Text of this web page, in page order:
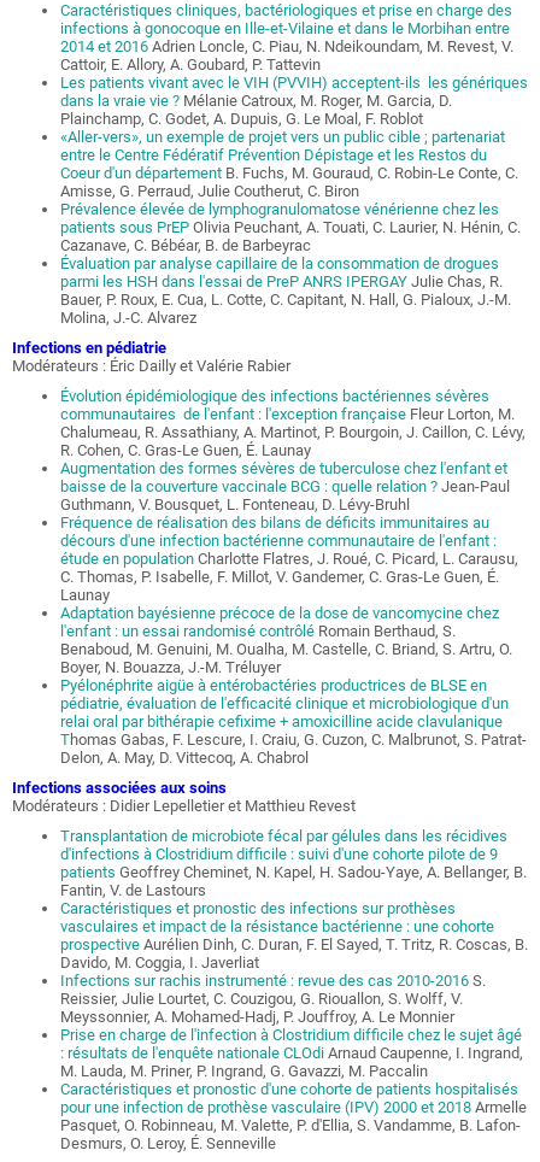
Caractéristiques cliniques, bactériologiques et prise en charge des
infections à gonocoque en Ille-et-Vilaine et dans le Morbihan entre
2014 et 2016 Adrien Loncle, C. Piau, N. Ndeikoundam, M. Revest, V.
Cattoir, E. Allory, A. Goubard, P. Tattevin
Les patients vivant avec le VIH (PVVIH) acceptent-ils les génériques
dans la vraie vie ? Mélanie Catroux, M. Roger, M. Garcia, D.
Plainchamp, C. Godet, A. Dupuis, G. Le Moal, F. Roblot
«Aller-vers», un exemple de projet vers un public cible ; partenariat
entre le Centre Fédératif Prévention Dépistage et les Restos du
Coeur d'un département B. Fuchs, M. Gouraud, C. Robin-Le Conte, C.
Amisse, G. Perraud, Julie Coutherut, C. Biron
Prévalence élevée de lymphogranulomatose vénérienne chez les
patients sous PrEP Olivia Peuchant, A. Touati, C. Laurier, N. Hénin, C.
Cazanave, C. Bébéar, B. de Barbeyrac
Évaluation par analyse capillaire de la consommation de drogues
parmi les HSH dans l'essai de PreP ANRS IPERGAY Julie Chas, R.
Bauer, P. Roux, E. Cua, L. Cotte, C. Capitant, N. Hall, G. Pialoux, J.-M.
Molina, J.-C. Alvarez
Infections en pédiatrie
Modérateurs : Éric Dailly et Valérie Rabier
Évolution épidémiologique des infections bactériennes sévères
communautaires de l'enfant : l'exception française Fleur Lorton, M.
Chalumeau, R. Assathiany, A. Martinot, P. Bourgoin, J. Caillon, C. Lévy,
R. Cohen, C. Gras-Le Guen, É. Launay
Augmentation des formes sévères de tuberculose chez l'enfant et
baisse de la couverture vaccinale BCG : quelle relation ? Jean-Paul
Guthmann, V. Bousquet, L. Fonteneau, D. Lévy-Bruhl
Fréquence de réalisation des bilans de déficits immunitaires au
décours d'une infection bactérienne communautaire de l'enfant :
étude en population Charlotte Flatres, J. Roué, C. Picard, L. Carausu,
C. Thomas, P. Isabelle, F. Millot, V. Gandemer, C. Gras-Le Guen, É.
Launay
Adaptation bayésienne précoce de la dose de vancomycine chez
l'enfant : un essai randomisé contrôlé Romain Berthaud, S.
Benaboud, M. Genuini, M. Oualha, M. Castelle, C. Briand, S. Artru, O.
Boyer, N. Bouazza, J.-M. Tréluyer
Pyélonéphrite aigüe à entérobactéries productrices de BLSE en
pédiatrie, évaluation de l'efficacité clinique et microbiologique d'un
relai oral par bithérapie cefixime + amoxicilline acide clavulanique
Thomas Gabas, F. Lescure, I. Craiu, G. Cuzon, C. Malbrunot, S. Patrat-
Delon, A. May, D. Vittecoq, A. Chabrol
Infections associées aux soins
Modérateurs : Didier Lepelletier et Matthieu Revest
Transplantation de microbiote fécal par gélules dans les récidives
d'infections à Clostridium difficile : suivi d'une cohorte pilote de 9
patients Geoffrey Cheminet, N. Kapel, H. Sadou-Yaye, A. Bellanger, B.
Fantin, V. de Lastours
Caractéristiques et pronostic des infections sur prothèses
vasculaires et impact de la résistance bactérienne : une cohorte
prospective Aurélien Dinh, C. Duran, F. El Sayed, T. Tritz, R. Coscas, B.
Davido, M. Coggia, I. Javerliat
Infections sur rachis instrumenté : revue des cas 2010-2016 S.
Reissier, Julie Lourtet, C. Couzigou, G. Riouallon, S. Wolff, V.
Meyssonnier, A. Mohamed-Hadj, P. Jouffroy, A. Le Monnier
Prise en charge de l'infection à Clostridium difficile chez le sujet âgé
: résultats de l'enquête nationale CLOdi Arnaud Caupenne, I. Ingrand,
M. Lauda, M. Priner, P. Ingrand, G. Gavazzi, M. Paccalin
Caractéristiques et pronostic d'une cohorte de patients hospitalisés
pour une infection de prothèse vasculaire (IPV) 2000 et 2018 Armelle
Pasquet, O. Robinneau, M. Valette, P. d'Ellia, S. Vandamme, B. Lafon-
Desmurs, O. Leroy, É. Senneville